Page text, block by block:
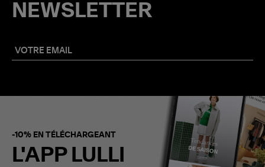
NEWSLETTER
-10% EN TÉLÉCHARGEANT
L'APP LULLI